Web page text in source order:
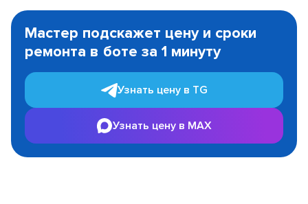
1
Мастер подскажет цену и сроки
ремонта в боте за 1 минуту
Узнать цену в TG
Узнать цену в MAX